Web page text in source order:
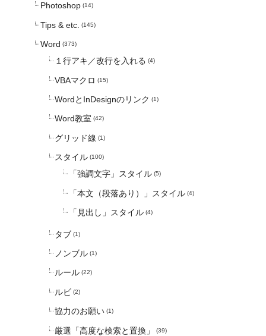
Photoshop (14)
Tips & etc. (145)
Word (373)
１行アキ／改行を入れる (4)
VBAマクロ (15)
WordとInDesignのリンク (1)
Word教室 (42)
グリッド線 (1)
スタイル (100)
「強調文字」スタイル (5)
「本文（段落あり）」スタイル (4)
「見出し」スタイル (4)
タブ (1)
ノンブル (1)
ルール (22)
ルビ (2)
協力のお願い (1)
厳選「高度な検索と置換」 (39)